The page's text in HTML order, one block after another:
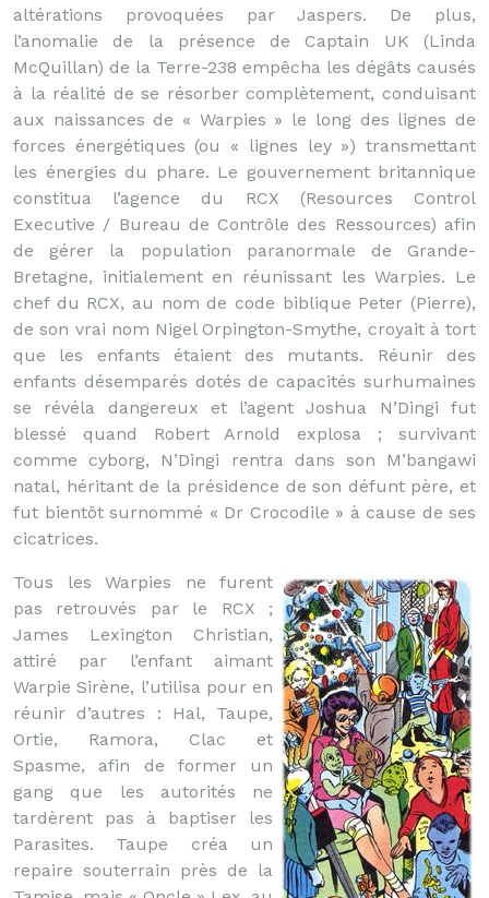
altérations provoquées par Jaspers. De plus,
l’anomalie de la présence de Captain UK (Linda
McQuillan) de la Terre-238 empêcha les dégâts causés
à la réalité de se résorber complètement, conduisant
aux naissances de « Warpies » le long des lignes de
forces énergétiques (ou « lignes ley ») transmettant
les énergies du phare. Le gouvernement britannique
constitua l’agence du RCX (Resources Control
Executive / Bureau de Contrôle des Ressources) afin
de gérer la population paranormale de Grande-
Bretagne, initialement en réunissant les Warpies. Le
chef du RCX, au nom de code biblique Peter (Pierre),
de son vrai nom Nigel Orpington-Smythe, croyait à tort
que les enfants étaient des mutants. Réunir des
enfants désemparés dotés de capacités surhumaines
se révéla dangereux et l’agent Joshua N’Dingi fut
blessé quand Robert Arnold explosa ; survivant
comme cyborg, N’Dingi rentra dans son M’bangawi
natal, héritant de la présidence de son défunt père, et
fut bientôt surnommé « Dr Crocodile » à cause de ses
cicatrices.
Tous les Warpies ne furent
pas retrouvés par le RCX ;
James Lexington Christian,
attiré par l’enfant aimant
Warpie Sirène, l’utilisa pour en
réunir d’autres : Hal, Taupe,
Ortie, Ramora, Clac et
Spasme, afin de former un
gang que les autorités ne
tardèrent pas à baptiser les
Parasites. Taupe créa un
repaire souterrain près de la